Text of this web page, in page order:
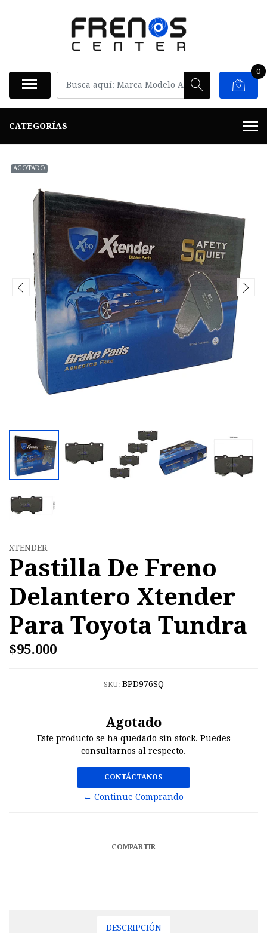
0
CATEGORÍAS
AGOTADO
XTENDER
Pastilla De Freno
Delantero Xtender
Para Toyota Tundra
$95.000
SKU: BPD976SQ
Agotado
Este producto se ha quedado sin stock. Puedes
consultarnos al respecto.
CONTÁCTANOS
← Continue Comprando
COMPARTIR
DESCRIPCIÓN